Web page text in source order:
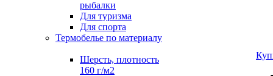
рыбалки
Для туризма
Для спорта
Термобелье по материалу
Шерсть, плотность
160 г/м2